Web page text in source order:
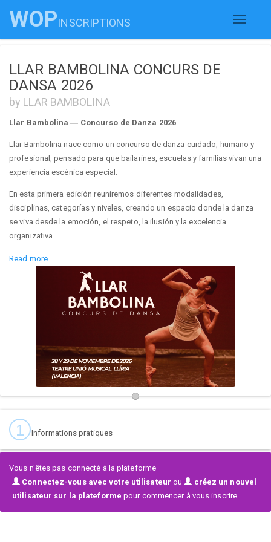
Toggle
WOPINSCRIPTIONS
LLAR BAMBOLINA CONCURS DE
DANSA 2026
by LLAR BAMBOLINA
Llar Bambolina — Concurso de Danza 2026
Llar Bambolina nace como un concurso de danza cuidado, humano y
profesional, pensado para que bailarines, escuelas y familias vivan una
experiencia escénica especial.
En esta primera edición reuniremos diferentes modalidades,
disciplinas, categorías y niveles, creando un espacio donde la danza
se viva desde la emoción, el respeto, la ilusión y la excelencia
organizativa.
El evento se celebrará los días
Comunidad Valenciana
https://llarbambolina.com/
Read more
1 Informations pratiques
Vous n'êtes pas connecté à la plateforme
Connectez-vous avec votre utilisateur ou
créez un nouvel
utilisateur sur la plateforme pour commencer à vous inscrire